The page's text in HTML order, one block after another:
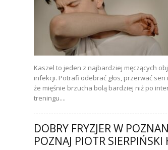
Kaszel to jeden z najbardziej męczących
infekcji. Potrafi odebrać głos, przerwać sen
że mięśnie brzucha bolą bardziej niż po
treningu....
DOBRY FRYZJER W
POZNAJ PIOTR SIERPIŃSKI